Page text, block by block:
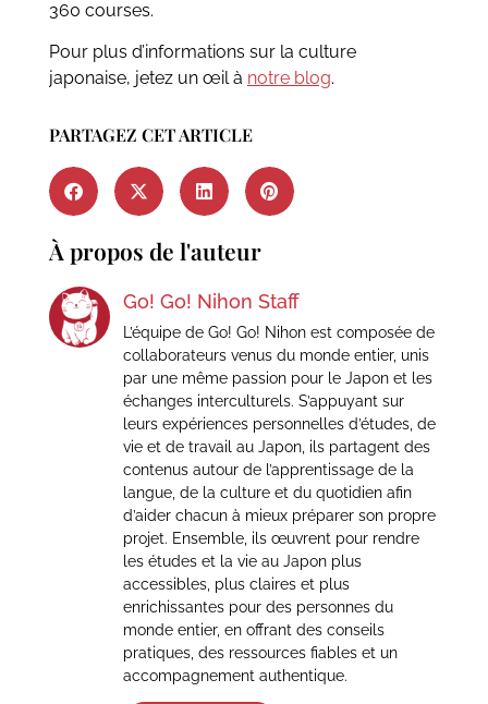
360 courses.
Pour plus d’informations sur la culture
japonaise, jetez un œil à notre blog.
PARTAGEZ CET ARTICLE
À propos de l'auteur
Go! Go! Nihon Staff
L’équipe de Go! Go! Nihon est composée de
collaborateurs venus du monde entier, unis
par une même passion pour le Japon et les
échanges interculturels. S’appuyant sur
leurs expériences personnelles d’études, de
vie et de travail au Japon, ils partagent des
contenus autour de l’apprentissage de la
langue, de la culture et du quotidien afin
d’aider chacun à mieux préparer son propre
projet. Ensemble, ils œuvrent pour rendre
les études et la vie au Japon plus
accessibles, plus claires et plus
enrichissantes pour des personnes du
monde entier, en offrant des conseils
pratiques, des ressources fiables et un
accompagnement authentique.